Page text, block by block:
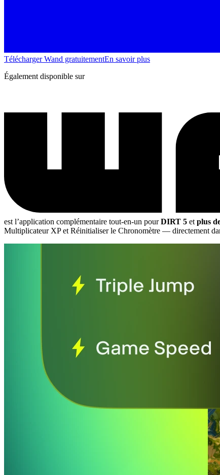
Télécharger Wand gratuitementEn savoir plus
Également disponible sur
est l’application complémentaire tout-en-un pourDIRT 5 et plus
Multiplicateur XP et Réinitialiser le Chronomètre — directement